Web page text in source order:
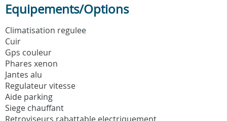
Equipements/Options
Climatisation regulee
Cuir
Gps couleur
Phares xenon
Jantes alu
Regulateur vitesse
Aide parking
Siege chauffant